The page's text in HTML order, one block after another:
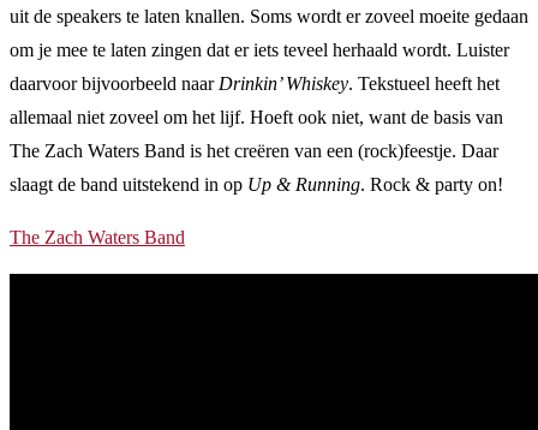
uit de speakers te laten knallen. Soms wordt er zoveel moeite gedaan
om je mee te laten zingen dat er iets teveel herhaald wordt. Luister
daarvoor bijvoorbeeld naar Drinkin’ Whiskey. Tekstueel heeft het
allemaal niet zoveel om het lijf. Hoeft ook niet, want de basis van
The Zach Waters Band is het creëren van een (rock)feestje. Daar
slaagt de band uitstekend in op Up & Running. Rock & party on!
The Zach Waters Band